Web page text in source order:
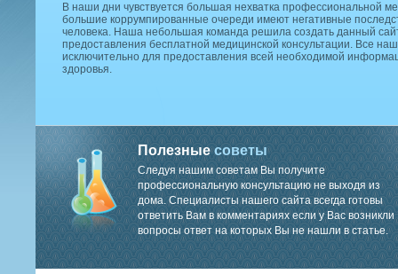
В наши дни чувствуется большая нехватка профессиональной
большие коррумпированные очереди имеют негативные
человека. Наша небольшая команда решила создать данный
предоставления бесплатной медицинской консультации. Все
исключительно для предоставления всей необходимой
здоровья.
Полезныесоветы
Следуя нашим советам Вы получите
профессиональную консультацию не выходя из
дома. Специалисты нашего сайта всегда готовы
ответить Вам в комментариях если у Вас возникли
вопросы ответ на которых Вы не нашли в статье.